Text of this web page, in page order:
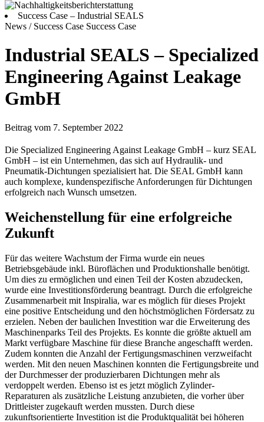
Success Case – Industrial SEALS
News / Success Case Success Case
Industrial SEALS – Specialized
Engineering Against Leakage
GmbH
Beitrag vom 7. September 2022
Die Specialized Engineering Against Leakage GmbH – kurz SEAL
GmbH – ist ein Unternehmen, das sich auf Hydraulik- und
Pneumatik-Dichtungen spezialisiert hat. Die SEAL GmbH kann
auch komplexe, kundenspezifische Anforderungen für Dichtungen
erfolgreich nach Wunsch umsetzen.
Weichenstellung für eine erfolgreiche
Zukunft
Für das weitere Wachstum der Firma wurde ein neues
Betriebsgebäude inkl. Büroflächen und Produktionshalle benötigt.
Um dies zu ermöglichen und einen Teil der Kosten abzudecken,
wurde eine Investitionsförderung beantragt. Durch die erfolgreiche
Zusammenarbeit mit Inspiralia, war es möglich für dieses Projekt
eine positive Entscheidung und den höchstmöglichen Fördersatz zu
erzielen. Neben der baulichen Investition war die Erweiterung des
Maschinenparks Teil des Projekts. Es konnte die größte aktuell am
Markt verfügbare Maschine für diese Branche angeschafft werden.
Zudem konnten die Anzahl der Fertigungsmaschinen verzweifacht
werden. Mit den neuen Maschinen konnten die Fertigungsbreite und
der Durchmesser der produzierbaren Dichtungen mehr als
verdoppelt werden. Ebenso ist es jetzt möglich Zylinder-
Reparaturen als zusätzliche Leistung anzubieten, die vorher über
Drittleister zugekauft werden mussten. Durch diese
zukunftsorientierte Investition ist die Produktqualität bei höheren